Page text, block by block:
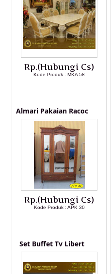
Rp.(Hubungi Cs)
Kode Produk : MKA 58
Almari Pakaian Racoc
Rp.(Hubungi Cs)
Kode Produk : APK 30
Set Buffet Tv Libert